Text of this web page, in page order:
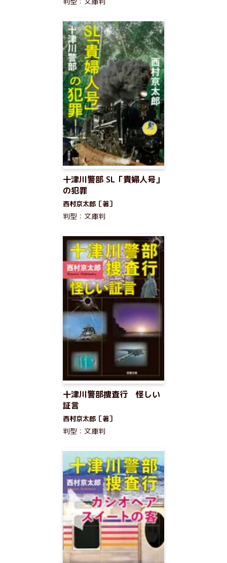
十津川警部 SL「貴婦人号」
の犯罪
西村京太郎［著］
判型：文庫判
十津川警部捜査行 怪しい
証言
西村京太郎［著］
判型：文庫判